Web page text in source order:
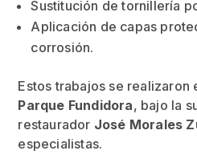
Sustitución de tornillería
Aplicación de capas
corrosión.
Estos trabajos se realizaron
Parque Fundidora, bajo la
restaurador José Morales
especialistas.